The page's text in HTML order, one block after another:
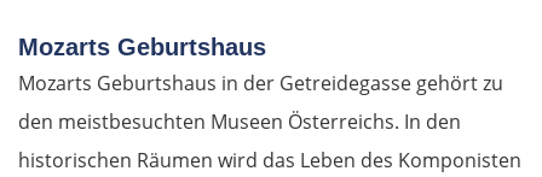
Mozarts Geburtshaus
Mozarts Geburtshaus in der Getreidegasse gehört zu
den meistbesuchten Museen Österreichs. In den
historischen Räumen wird das Leben des Komponisten